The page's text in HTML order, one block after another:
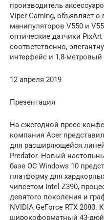
производитель
Viper Gaming, объявляет
манипуляторов V550 и
оптические датчики PixArt
соответственно,
интерфейс и 1,8-
12 апреля 2019
Презентация
На ежегодной пресс-
компания Acer
для расширяющейся
Predator. Новый
базе ОС Windows 10
платформу для
чипсетом Intel Z390,
девятого поколения и
NVIDIA GeForce RTX
широкоформатный 43-